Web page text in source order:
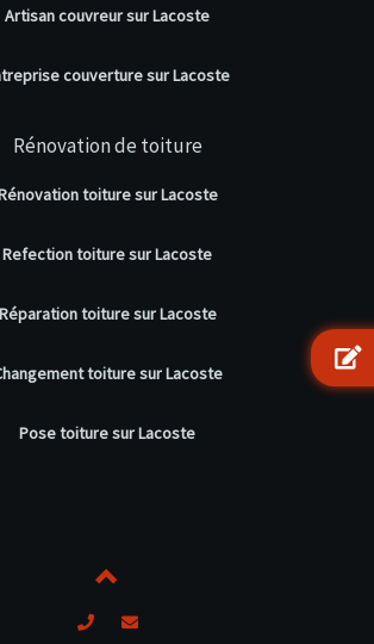
Artisan couvreur sur Lacoste
couverture sur Lacoste
Rénovation de toiture
toiture sur Lacoste
Refection toiture sur Lacoste
Réparation toiture sur Lacoste
toiture sur Lacoste
Pose toiture sur Lacoste